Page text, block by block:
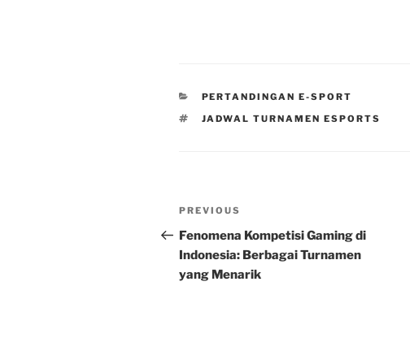
CATEGORIES
PERTANDINGAN E-SPORT
TAGS
JADWAL TURNAMEN ESPORTS
Post
navigation
Previous
Post
PREVIOUS
Fenomena Kompetisi Gaming di
Indonesia: Berbagai Turnamen
yang Menarik